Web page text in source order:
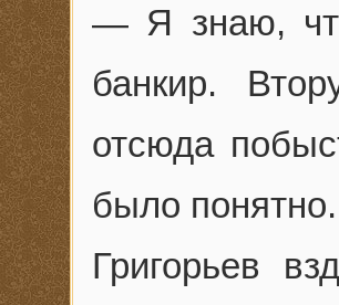
— Я знаю,
банкир.
отсюда
было понятно.
Григорьев